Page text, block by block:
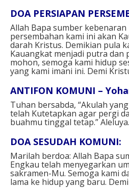
DOA PERSIAPAN
Allah Bapa sumber
persembahan kami ini akan
darah Kristus. Demikian pula
Kauangkat menjadi putra dan
mohon, semoga kami hidup
yang kami imani ini. Demi
ANTIFON KOMUNI –
Tuhan bersabda, “Akulah
telah Kutetapkan agar pergi
buahmu tinggal tetap.” Aleluya.
DOA SESUDAH KOMUNI:
Marilah berdoa: Allah Bapa
Engkau telah menyegarkan
sakramen-Mu. Semoga kami
lama ke hidup yang baru.